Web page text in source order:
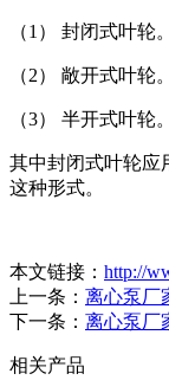
（1） 封闭式叶轮。
（2） 敞开式叶轮。
（3） 半开式叶轮。
其中封闭式叶轮应
这种形式。
本文链接： http://
上一条： 离心泵厂
下一条： 离心泵厂
相关产品